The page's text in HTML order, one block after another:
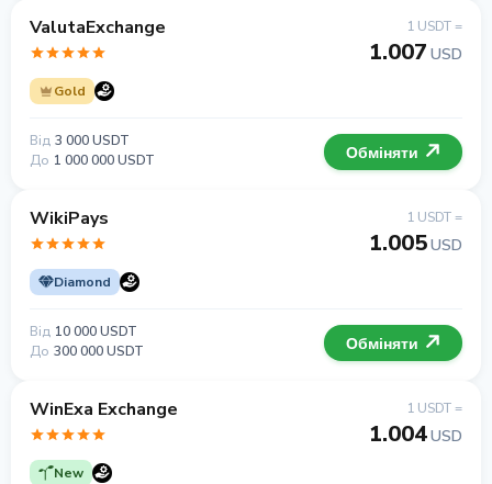
ValutaExchange
Gold
1 USDT =
1.007 USD
Від 3 000 USDT
До 1 000 000 USDT Обміняти
WikiPays
Diamond
1 USDT =
1.005USD
Від 10 000 USDT
До 300 000 USDT Обміняти
WinExa Exchange
New
1 USDT =
1.004USD